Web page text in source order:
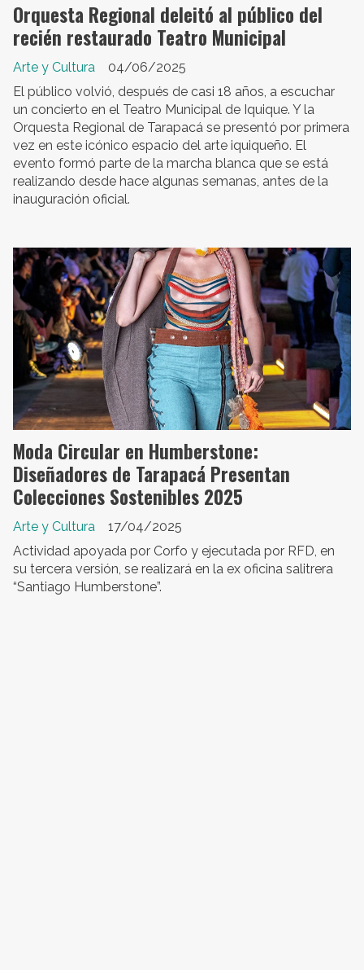
Orquesta Regional deleitó al público del
recién restaurado Teatro Municipal
Arte y Cultura
04/06/2025
El público volvió, después de casi 18 años, a escuchar
un concierto en el Teatro Municipal de Iquique. Y la
Orquesta Regional de Tarapacá se presentó por primera
vez en este icónico espacio del arte iquiqueño. El
evento formó parte de la marcha blanca que se está
realizando desde hace algunas semanas, antes de la
inauguración oficial.
Moda Circular en Humberstone:
Diseñadores de Tarapacá Presentan
Colecciones Sostenibles 2025
Arte y Cultura
17/04/2025
Actividad apoyada por Corfo y ejecutada por RFD, en
su tercera versión, se realizará en la ex oficina salitrera
“Santiago Humberstone”.